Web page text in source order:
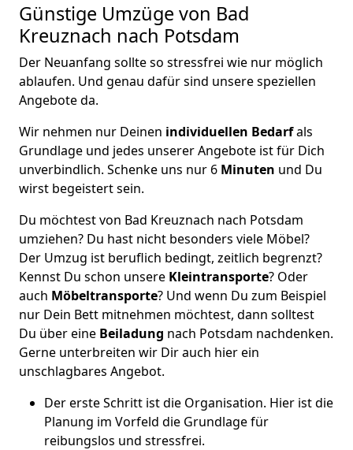
Günstige Umzüge von Bad
Kreuznach nach Potsdam
Der Neuanfang sollte so stressfrei wie nur möglich
ablaufen. Und genau dafür sind unsere speziellen
Angebote da.
Wir nehmen nur Deinen individuellen Bedarfals
Grundlage und jedes unserer Angebote ist für Dich
unverbindlich. Schenke uns nur 6 Minuten und Du
wirst begeistert sein.
Du möchtest von Bad Kreuznach nach Potsdam
umziehen? Du hast nicht besonders viele Möbel?
Der Umzug ist beruflich bedingt, zeitlich begrenzt?
Kennst Du schon unsere Kleintransporte? Oder
auch Möbeltransporte? Und wenn Du zum Beispiel
nur Dein Bett mitnehmen möchtest, dann solltest
Du über eine Beiladung nach Potsdam nachdenken.
Gerne unterbreiten wir Dir auch hier ein
unschlagbares Angebot.
Der erste Schritt ist die Organisation. Hier ist die
Planung im Vorfeld die Grundlage für
reibungslos und stressfrei.